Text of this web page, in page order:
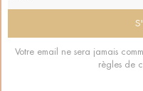
Votre email ne sera jamais
règles de